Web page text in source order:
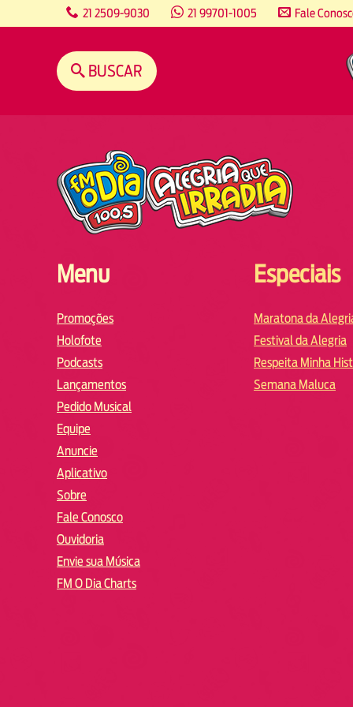
21 2509-9030 21 99701-1005 Fale
BUSCAR
Menu
Promoções
Holofote
Podcasts
Lançamentos
Pedido Musical
Equipe
Anuncie
Aplicativo
Sobre
Fale Conosco
Ouvidoria
Envie sua Música
FM O Dia Charts
Especiais
Maratona da
Festival da Alegria
Respeita Minha
Semana Maluca